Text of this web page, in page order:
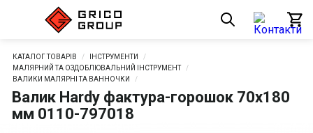
КАТАЛОГ ТОВАРІВ
ІНСТРУМЕНТИ
МАЛЯРНИЙ ТА ОЗДОБЛЮВАЛЬНИЙ ІНСТРУМЕНТ
ВАЛИКИ МАЛЯРНІ ТА ВАННОЧКИ
Валик Hardy фактура-горошок 70х180
мм 0110-797018